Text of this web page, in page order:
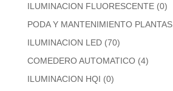
ILUMINACION FLUORESCENTE (0)
PODA Y MANTENIMIENTO PLANTAS
ILUMINACION LED (70)
COMEDERO AUTOMATICO (4)
ILUMINACION HQI (0)